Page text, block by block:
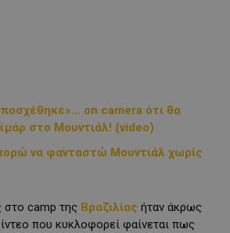
on camera ότι θα
στο Μουντιάλ! (video)
να φανταστώ Μουντιάλ χωρίς
camp της Βραζιλίας ήταν άκρως
που κυκλοφορεί φαίνεται πως